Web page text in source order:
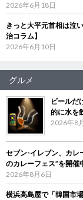
2026年6月18日
きっと大平元首相は泣
治コラム】
2026年6月10日
グルメ
ビールだ
的に水を
2026年8
セブン‐イレブン、カ
のカレーフェス”を開催
2026年8月6日
横浜高島屋で「韓国市